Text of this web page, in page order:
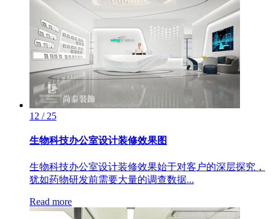
12 / 25
生物科技办公室设计装修效果图
生物科技办公室设计装修效果始于对客户的深层探究，
犹如药物研发前需要大量的调查数据...
Read more